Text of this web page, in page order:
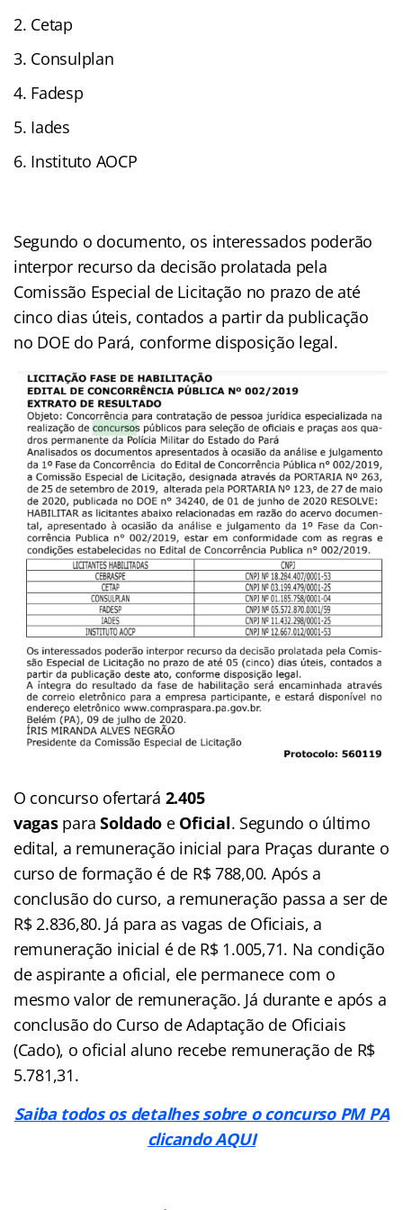
Cetap
Consulplan
Fadesp
Iades
Instituto AOCP
Segundo o documento, os interessados poderão
interpor recurso da decisão prolatada pela
Comissão Especial de Licitação no prazo de até
cinco dias úteis, contados a partir da publicação
no DOE do Pará, conforme disposição legal.
O concurso ofertará 2.405
vagasparaSoldado e Oficial. Segundo o último
edital, a remuneração inicial para Praças durante o
curso de formação é de R$ 788,00. Após a
conclusão do curso, a remuneração passa a ser de
R$ 2.836,80. Já para as vagas de Oficiais, a
remuneração inicial é de R$ 1.005,71. Na condição
de aspirante a oficial, ele permanece com o
mesmo valor de remuneração. Já durante e após a
conclusão do Curso de Adaptação de Oficiais
(Cado), o oficial aluno recebe remuneração de R$
5.781,31.
Saiba todos os detalhes sobre o concurso PM PA
clicando AQUI